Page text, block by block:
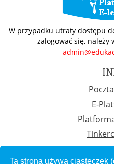
Ta strona używa ciasteczek
W przypadku utraty dostępu
zalogować się, należy
E-